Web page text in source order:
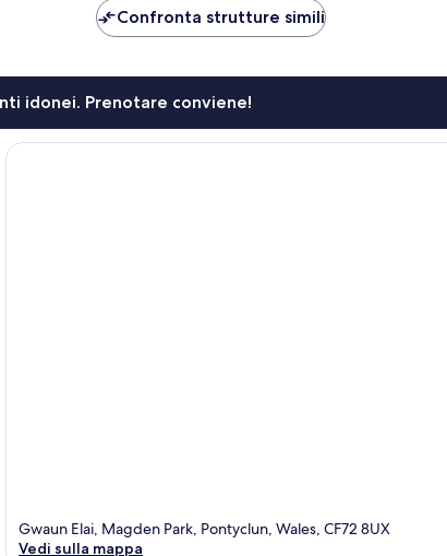
109 €Confronta strutture simili
idonei. Prenotare conviene!
Gwaun Elai, Magden Park, Pontyclun, Wales, CF72 8UX
Vedi sulla mappa